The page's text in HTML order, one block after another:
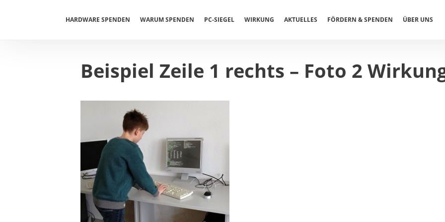
HARDWARE SPENDEN WARUM SPENDEN PC-SIEGEL WIRKUNG AKTUELLES FÖRDERN & SPENDEN ÜBER UNS
Beispiel Zeile 1 rechts – Foto 2